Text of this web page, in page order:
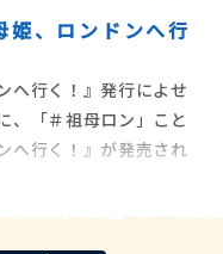
そらく１時間近くは経
間、私がやり続けてい
にシンプルです。アップ
から登場したものの、
姫、ロンドンへ行
へ行く！』発行によせ
「＃祖母ロン」こと
へ行く！』が発売され